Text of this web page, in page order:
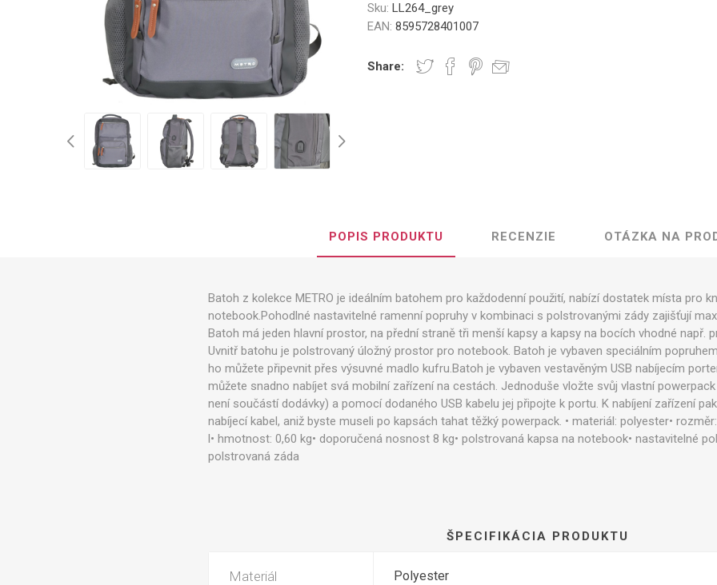
Sku: LL264_grey
EAN: 8595728401007
Share:
POPIS PRODUKTU RECENZIE OTÁZKA NA
Batoh z kolekce METRO je ideálním batohem pro každodenní použití, nabízí dostatek místa pro
notebook.Pohodlné nastavitelné ramenní popruhy v kombinaci s polstrovanými zády zajišťují
Batoh má jeden hlavní prostor, na přední straně tři menší kapsy a kapsy na bocích vhodné např.
Uvnitř batohu je polstrovaný úložný prostor pro notebook. Batoh je vybaven speciálním popruhem
ho můžete připevnit přes výsuvné madlo kufru.Batoh je vybaven vestavěným USB nabíjecím
můžete snadno nabíjet svá mobilní zařízení na cestách. Jednoduše vložte svůj vlastní
není součástí dodávky) a pomocí dodaného USB kabelu jej připojte k portu. K nabíjení zařízení
nabíjecí kabel, aniž byste museli po kapsách tahat těžký powerpack. • materiál: polyester•
l• hmotnost: 0,60 kg• doporučená nosnost 8 kg• polstrovaná kapsa na notebook• nastavitelné
polstrovaná záda
ŠPECIFIKÁCIA PRODUKTU
Materiál Polyester